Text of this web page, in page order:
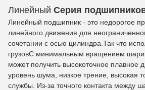
Линейный Серия
Линейный подшипник - это недорогое
линейного движения для
сочетании с осью цилиндра.Так что
грузовС минимальным вращением
может получить высокоточное плавное
уровень шума, низкое трение, высокая
службы. Из-за точного контакта между